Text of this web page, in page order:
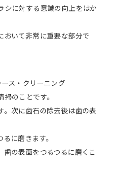
に対する意識の向上をはか
いて非常に重要な部分で
ス・クリーニング
のことです。
次に歯石の除去後は歯の表
に磨きます。
の表面をつるつるに磨くこ